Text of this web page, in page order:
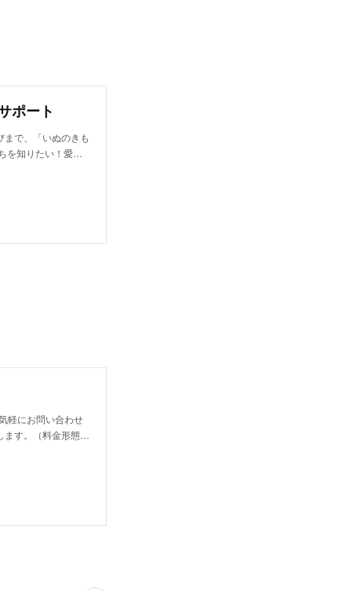
ポート
で、「いぬのきも
を知りたい！愛…
軽にお問い合わせ
ます。（料金形態…